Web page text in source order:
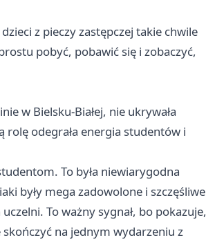
z pieczy zastępczej takie chwile
pobyć, pobawić się i zobaczyć,
w Bielsku-Białej, nie ukrywała
rolę odegrała energia studentów i
To była niewiarygodna
były mega zadowolone i szczęśliwe
To ważny sygnał, bo pokazuje,
na jednym wydarzeniu z